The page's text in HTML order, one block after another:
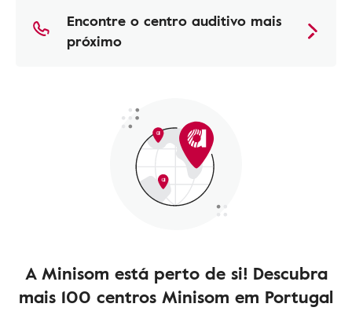
Encontre o centro auditivo mais
próximo
A Minisom está perto de si! Descubra
mais 100 centros Minisom em Portugal